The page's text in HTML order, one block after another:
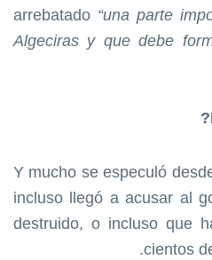
arrebatado “una parte
Algeciras y que debe
Y mucho se especuló
incluso llegó a acusar al
destruido, o incluso que
cientos